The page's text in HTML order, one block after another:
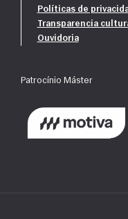
Políticas de
Transparencia
Ouvidoria